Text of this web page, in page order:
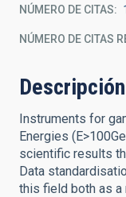
NÚMERO DE CITAS 1
NÚMERO DE CITAS
Descripción
Instruments for
Energies
scientific results
Data
this field both as